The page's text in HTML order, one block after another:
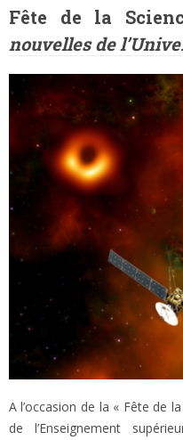
Fête de la
nouvelles de
A l’occasion de la « Fête de
de l’Enseignement